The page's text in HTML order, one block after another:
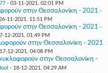
- 03-11-2021, 02:01 PM
στην Θεσσαλονίκη - 2021 -
11-2021, 11:51 PM
στην Θεσσαλονίκη - 2021 -
12-2021, 01:49 PM
στην Θεσσαλονίκη - 2021
12-2021, 04:08 PM
κυκλοφορούν στην Θεσσαλονίκη -
- 18-12-2021, 04:29 AM